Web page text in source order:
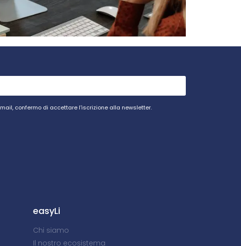
confermo di accettare l'iscrizione alla newsletter.
easyLi
Chi siamo
Il nostro ecosistema